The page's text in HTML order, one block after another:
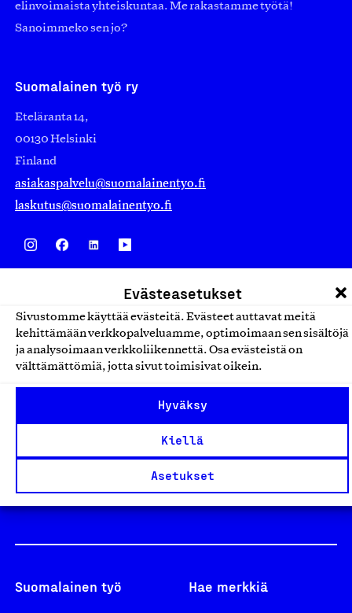
Evästeasetukset
Sivustomme käyttää evästeitä. Evästeet auttavat meitä
kehittämään verkkopalveluamme, optimoimaan sen sisältöjä
ja analysoimaan verkkoliikennettä. Osa evästeistä on
välttämättömiä, jotta sivut toimisivat oikein.
Hyväksy
Kiellä
Asetukset
elinvoimaista yhteiskuntaa. Me rakastamme työtä!
Sanoimmeko sen jo?
Suomalainen työ ry
Eteläranta 14,
00130 Helsinki
Finland
asiakaspalvelu@suomalainentyo.fi
laskutus@suomalainentyo.fi
Design From Finland
Yhteiskunnallinen Yritys -merkki
Suomalainen työ Hae merkkiä